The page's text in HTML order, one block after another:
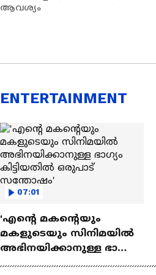
ആവശ്യം
ENTERTAINMENT
07:01
'എന്റെ മകന്റെയും
മകളുടെയും സിനിമയിൽ
അഭിനയിക്കാനുള്ള ഭാഗ്യം
കിട്ടിയതിൽ ഒരുപാട്